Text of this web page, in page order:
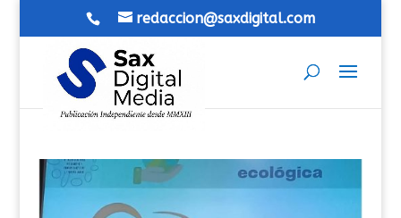
redaccion@saxdigital.com